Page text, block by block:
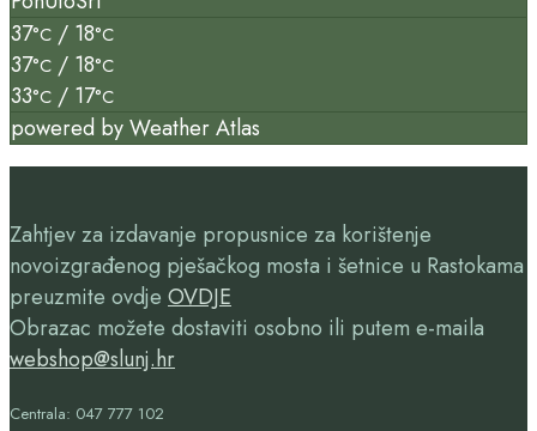
37°C / 18°C
37°C / 18°C
33°C / 17°C
powered byWeather Atlas
Zahtjev za izdavanje propusnice za korištenje
novoizgrađenog pješačkog mosta i šetnice u Rastokama
preuzmite ovdje OVDJE
Obrazac možete dostaviti osobno ili putem e-maila
webshop@slunj.hr
Centrala: 047 777 102